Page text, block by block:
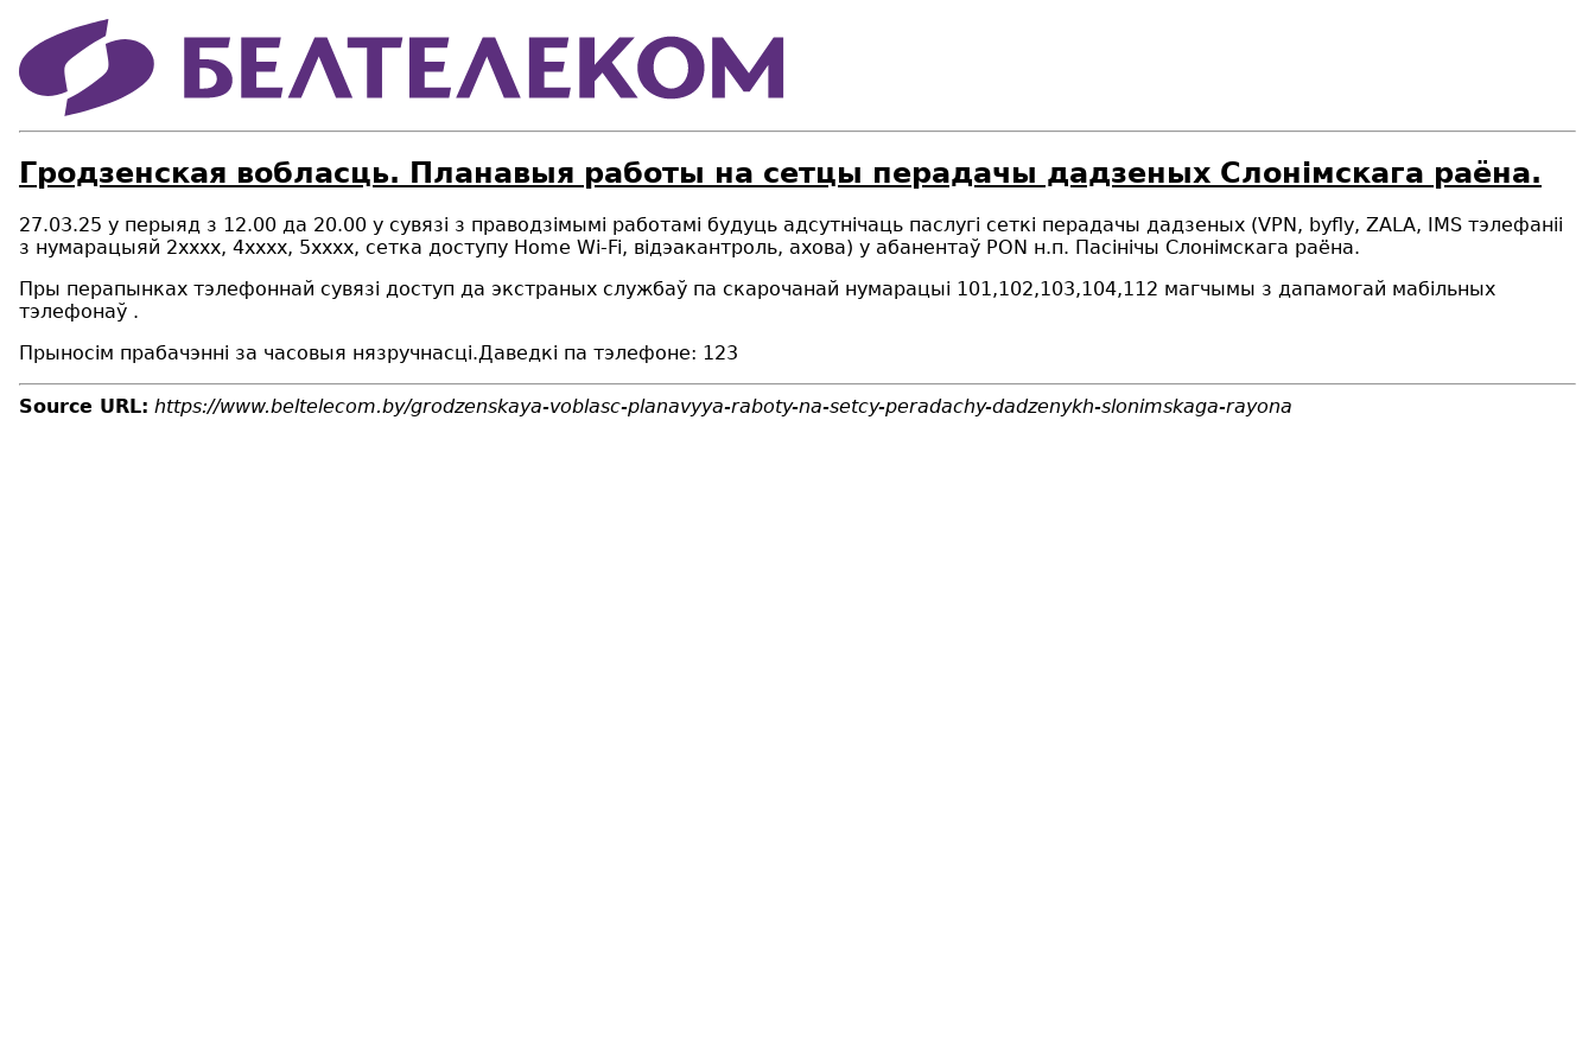
Гродзенская вобласць. Планавыя работы на сетцы перадачы дадзеных Слонiмскага раёна.
27.03.25 у перыяд з 12.00 да 20.00 у сувязі з праводзімымі работамі будуць адсутнічаць паслугі сеткі перадачы дадзеных (VPN, byfly, ZALA, IMS тэлефаніі
з нумарацыяй 2хххх, 4хххх, 5хххх, сетка доступу Home Wi-Fi, відэакантроль, ахова) у абанентаў PON н.п. Пасiнiчы Слонiмскага раёна.
Пры перапынках тэлефоннай сувязі доступ да экстраных службаў па скарочанай нумарацыі 101,102,103,104,112 магчымы з дапамогай мабільных
тэлефонаў .
Прыносім прабачэнні за часовыя нязручнасці.Даведкі па тэлефоне: 123
Source URL: https://www.beltelecom.by/grodzenskaya-voblasc-planavyya-raboty-na-setcy-peradachy-dadzenykh-slonimskaga-rayona